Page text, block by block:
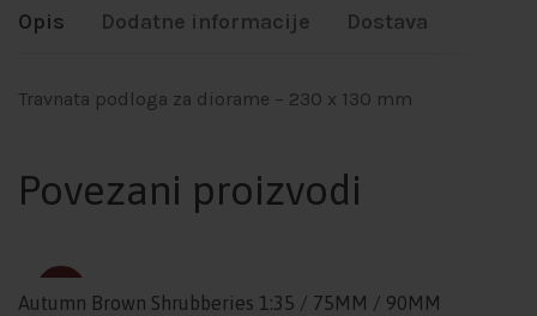
Opis Dodatne informacije Dostava
Travnata podloga za diorame – 230 x 130 mm
Povezani proizvodi
SOLD
Autumn Brown Shrubberies 1:35 / 75MM / 90MM